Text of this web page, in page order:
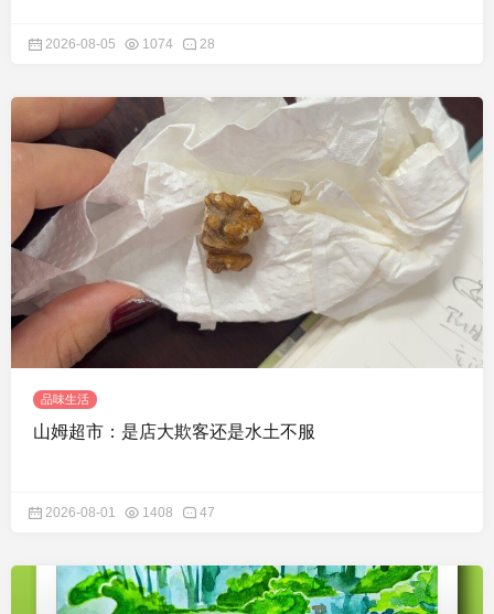
2026-08-05 1074 28
品味生活
山姆超市：是店大欺客还是水土不服
2026-08-01 1408 47